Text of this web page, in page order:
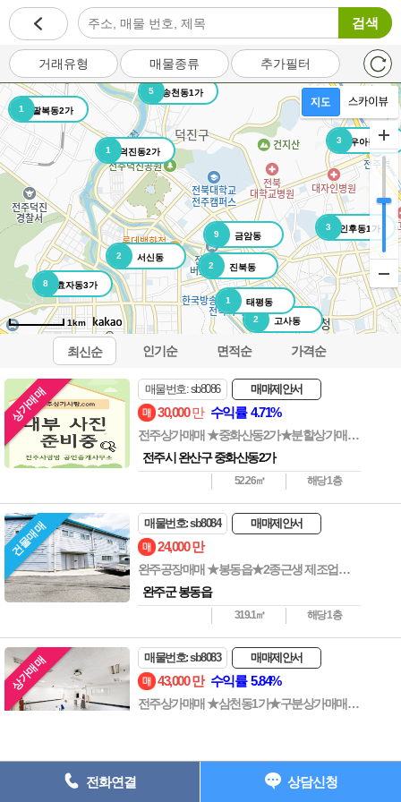
검색
거래유형 매물종류 추가필터
9 금암동
1 덕진동2가
5 송천동1가
3 우아동3가
3 인후동1가
2 고사동
2
서신동
2
진북동
1 팔복동2가
1 태평동
8 효자동3가
1km
최신순 인기순 면적순 가격순
상가매매 매물번호: sb8086 매매제안서
30,000만 수익률 4.71%
전주상가매매 ★중화산동2가★분할상가매매★임차중★아파트 주변
전주시 완산구 중화산동2가
52.26㎡ 해당 1층
건물매매 매물번호: sb8084 매매제안서
24,000만
완주공장매매 ★봉동읍★2종근생 제조업★건물통매매★2층건물
완주군 봉동읍
319.1㎡ 해당 1층
상가매매 매물번호: sb8083 매매제안서
43,000만 수익률 5.84%
전주상가매매 ★삼천동1가★구분상가매매★아파트★학교부근
매매제안서
이용약관 개인정보처리방침 이메일무단수집거부
상호명 : 전주사랑방부동산 ┃ 대표자 : 전준길 ┃ 사업자등록번호 : 538-
05-01907 ┃
주소: 전주시 완산구 중화산동2가 735-7 202호 ┃ 등록번호 : 45111-
2023-00001
전화 : 063-227-1117 ┃ 팩스 : 063-224-1118 e-
mail : junkil3216@naver.com
Copyright ⓒ 전주상가사랑 All Rights Reserved.
063) 227-1117
전화연결 상담신청